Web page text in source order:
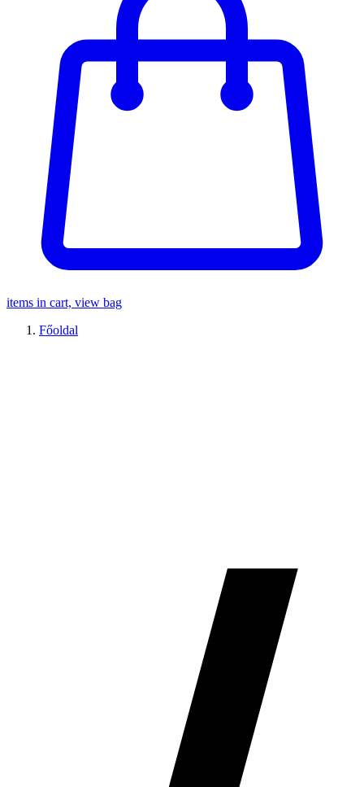
items in cart, view bag
Főoldal